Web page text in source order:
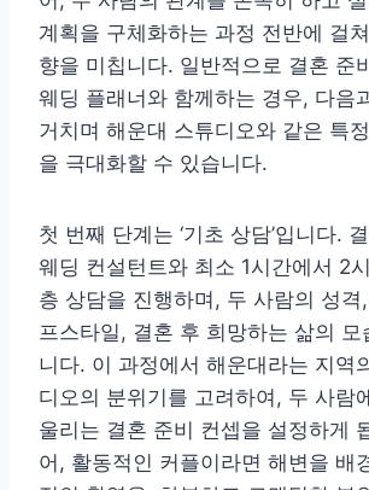
계획을 구체화하는 과정 전반에 걸
향을 미칩니다. 일반적으로 결혼 준
웨딩 플래너와 함께하는 경우, 다음
거치며 해운대 스튜디오와 같은 특
을 극대화할 수 있습니다.
첫 번째 단계는 ‘기초 상담’입니다.
웨딩 컨설턴트와 최소 1시간에서 2
층 상담을 진행하며, 두 사람의 성격
프스타일, 결혼 후 희망하는 삶의 모
니다. 이 과정에서 해운대라는 지역
디오의 분위기를 고려하여, 두 사람
울리는 결혼 준비 컨셉을 설정하게
어, 활동적인 커플이라면 해변을 배